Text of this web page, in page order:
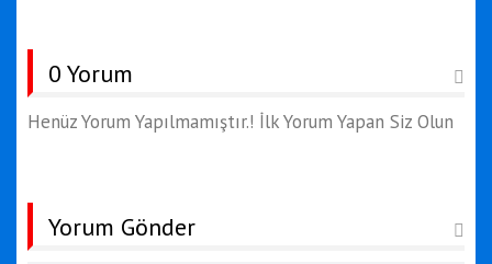
0 Yorum
Henüz Yorum Yapılmamıştır.! İlk Yorum Yapan Siz Olun
Yorum Gönder